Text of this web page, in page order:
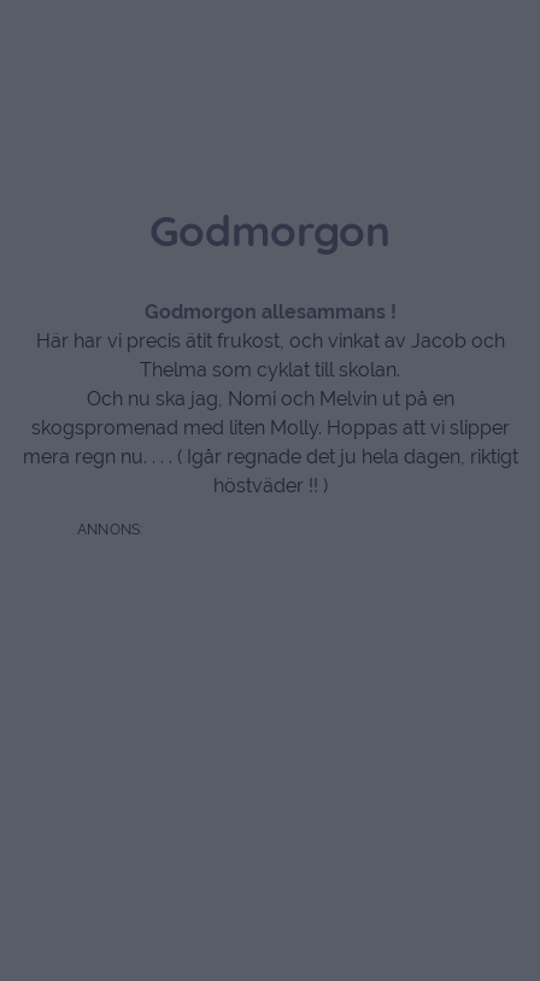
Godmorgon
Godmorgon allesammans !
Här har vi precis ätit frukost, och vinkat av Jacob och
Thelma som cyklat till skolan.
Och nu ska jag, Nomi och Melvin ut på en
skogspromenad med liten Molly. Hoppas att vi slipper
mera regn nu. . . . ( Igår regnade det ju hela dagen, riktigt
höstväder !! )